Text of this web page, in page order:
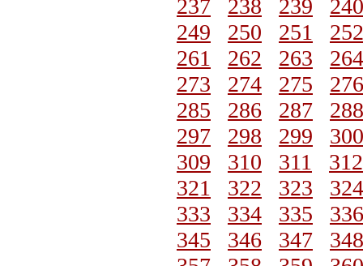
237
238 239
240
249
250 251
252
261
262 263
264
273
274 275
276
285
286 287
288
297
298 299
300
309
310 311
312
321
322 323
324
333
334 335
336
345
346 347
348